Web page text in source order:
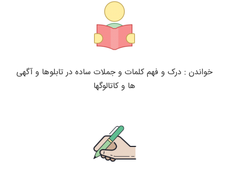
خواندن : درک و فهم کلمات و جملات ساده در تابلوها و آگهی
ها و کاتالوگها